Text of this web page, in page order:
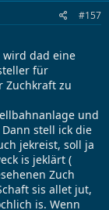
#157
wird dad eine
für
Zuchkraft zu
und
stell ick die
jekreist, soll ja
is jeklärt (
Zuch
sis allet jut,
is. Wenn